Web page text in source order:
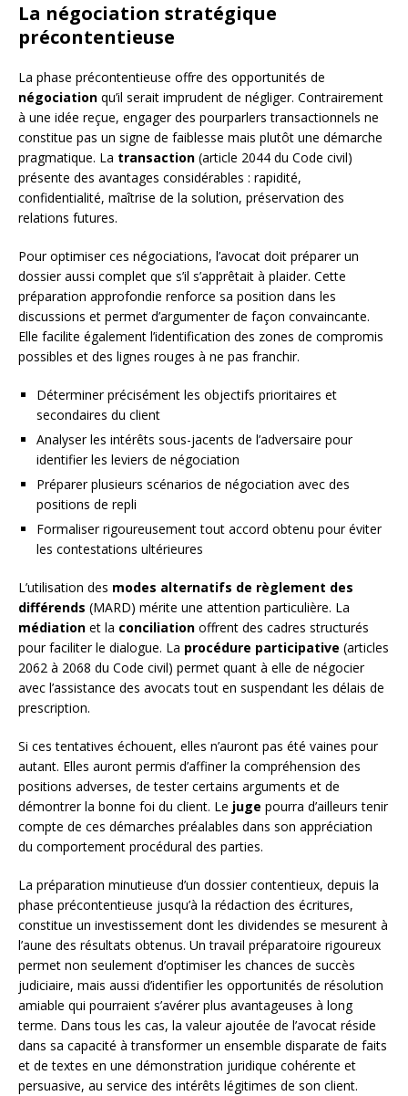
La négociation stratégique
précontentieuse
La phase précontentieuse offre des opportunités de
négociation qu’il serait imprudent de négliger. Contrairement
à une idée reçue, engager des pourparlers transactionnels ne
constitue pas un signe de faiblesse mais plutôt une démarche
pragmatique. La transaction (article 2044 du Code civil)
présente des avantages considérables : rapidité,
confidentialité, maîtrise de la solution, préservation des
relations futures.
Pour optimiser ces négociations, l’avocat doit préparer un
dossier aussi complet que s’il s’apprêtait à plaider. Cette
préparation approfondie renforce sa position dans les
discussions et permet d’argumenter de façon convaincante.
Elle facilite également l’identification des zones de compromis
possibles et des lignes rouges à ne pas franchir.
Déterminer précisément les objectifs prioritaires et
secondaires du client
Analyser les intérêts sous-jacents de l’adversaire pour
identifier les leviers de négociation
Préparer plusieurs scénarios de négociation avec des
positions de repli
Formaliser rigoureusement tout accord obtenu pour éviter
les contestations ultérieures
L’utilisation des modes alternatifs de règlement des
différends (MARD) mérite une attention particulière. La
médiation et la conciliation offrent des cadres structurés
pour faciliter le dialogue. La procédure participative (articles
2062 à 2068 du Code civil) permet quant à elle de négocier
avec l’assistance des avocats tout en suspendant les délais de
prescription.
Si ces tentatives échouent, elles n’auront pas été vaines pour
autant. Elles auront permis d’affiner la compréhension des
positions adverses, de tester certains arguments et de
démontrer la bonne foi du client. Le juge pourra d’ailleurs tenir
compte de ces démarches préalables dans son appréciation
du comportement procédural des parties.
La préparation minutieuse d’un dossier contentieux, depuis la
phase précontentieuse jusqu’à la rédaction des écritures,
constitue un investissement dont les dividendes se mesurent à
l’aune des résultats obtenus. Un travail préparatoire rigoureux
permet non seulement d’optimiser les chances de succès
judiciaire, mais aussi d’identifier les opportunités de résolution
amiable qui pourraient s’avérer plus avantageuses à long
terme. Dans tous les cas, la valeur ajoutée de l’avocat réside
dans sa capacité à transformer un ensemble disparate de faits
et de textes en une démonstration juridique cohérente et
persuasive, au service des intérêts légitimes de son client.